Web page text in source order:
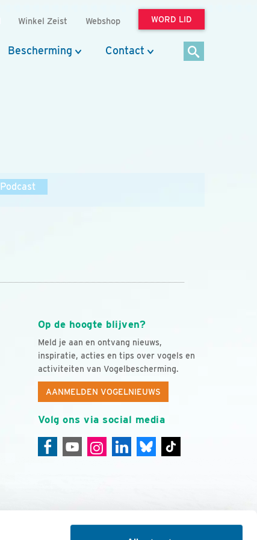
Winkel Zeist Webshop WORD LID
Bescherming Contact
Podcast
Op de hoogte blijven?
Meld je aan en ontvang nieuws,
inspiratie, acties en tips over vogels en
activiteiten van Vogelbescherming.
AANMELDEN VOGELNIEUWS
Volg ons via social media